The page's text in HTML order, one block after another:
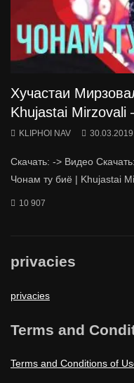
Хучастаи
Khujastai Mirzovali
KLIPHOI NAV 30.03.2019
Скачать: -> Видео
Чонам ту биё | Khujastai
10 907
privacies
privacies
Terms and
Terms and Conditions of